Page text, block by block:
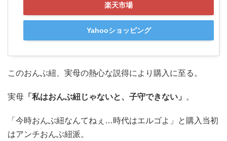
楽天市場
Yahooショッピング
このおんぶ紐、実母の熱心な説得により購入に至る。
実母 「私はおんぶ紐じゃないと、子守できない」 。
「今時おんぶ紐なんてねぇ…時代はエルゴよ」と購入当初
はアンチおんぶ紐派。